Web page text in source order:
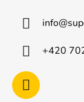
info@
+420